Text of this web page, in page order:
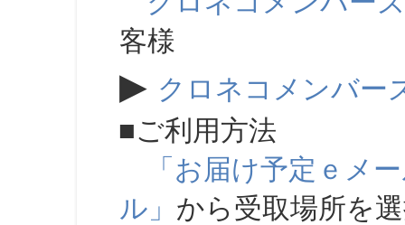
客様
▶ クロネコメンバー
■ご利用方法
「お届け予定ｅメ
ル」 から受取場所を